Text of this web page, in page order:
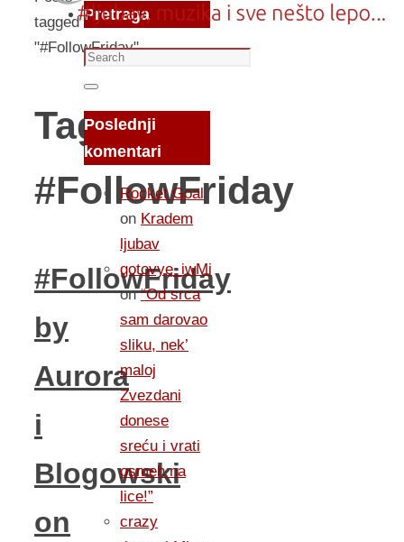
tagged
"#FollowFriday"
Tag:
#FollowFriday
#FollowFriday
by
Aurora
i
Blogowski
on
Pretraga
Search
for:
Search
Poslednji
komentari
Rocket Goal
on Kradem
ljubav
gotovye_iwMi
on“Od srca
sam darovao
sliku, nek’
maloj
Zvezdani
donese
sreću i vrati
osmeh na
lice!”
crazy